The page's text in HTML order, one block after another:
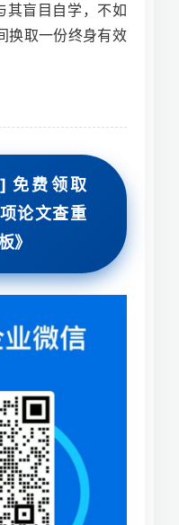
其盲目自学，不如
换取一份终身有效
免费领取
论文查重
》